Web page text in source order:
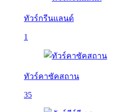
ทัวร์กรีนแลนด์
1
ทัวร์คาซัคสถาน
35